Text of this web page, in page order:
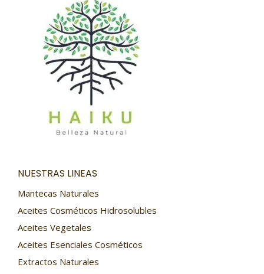
NUESTRAS LINEAS
Mantecas Naturales
Aceites Cosméticos Hidrosolubles
Aceites Vegetales
Aceites Esenciales Cosméticos
Extractos Naturales